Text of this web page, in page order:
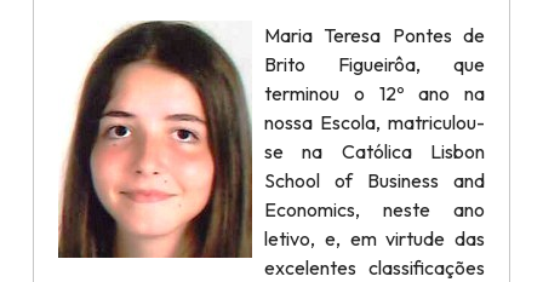
Maria Teresa Pontes de
Brito Figueirôa, que
terminou o 12º ano na
nossa Escola, matriculou-
se na Católica Lisbon
School of Business and
Economics, neste ano
letivo, e, em virtude das
excelentes classificações